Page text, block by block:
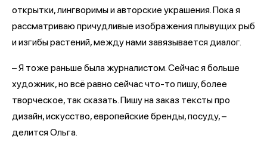
открытки, лингворимы и авторские украшения. Пока я
рассматриваю причудливые изображения плывущих рыб
и изгибы растений, между нами завязывается диалог.
– Я тоже раньше была журналистом. Сейчас я больше
художник, но всё равно сейчас что-то пишу, более
творческое, так сказать. Пишу на заказ тексты про
дизайн, искусство, европейские бренды, посуду, –
делится Ольга.